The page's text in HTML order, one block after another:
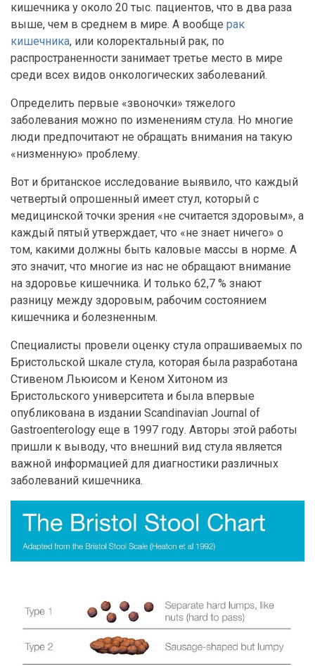
кишечника у около 20 тыс. пациентов, что в два раза
выше, чем в среднем в мире. А вообще рак
кишечника, или колоректальный рак, по
распространенности занимает третье место в мире
среди всех видов онкологических заболеваний.
Определить первые «звоночки» тяжелого
заболевания можно по изменениям стула. Но многие
люди предпочитают не обращать внимания на такую
«низменную» проблему.
Вот и британское исследование выявило, что каждый
четвертый опрошенный имеет стул, который с
медицинской точки зрения «не считается здоровым», а
каждый пятый утверждает, что «не знает ничего» о
том, какими должны быть каловые массы в норме. А
это значит, что многие из нас не обращают внимание
на здоровье кишечника. И только 62,7 % знают
разницу между здоровым, рабочим состоянием
кишечника и болезненным.
Специалисты провели оценку стула опрашиваемых по
Бристольской шкале стула, которая была разработана
Стивеном Льюисом и Кеном Хитоном из
Бристольского университета и была впервые
опубликована в издании Scandinavian Journal of
Gastroenterology еще в 1997 году. Авторы этой работы
пришли к выводу, что внешний вид стула является
важной информацией для диагностики различных
заболеваний кишечника.